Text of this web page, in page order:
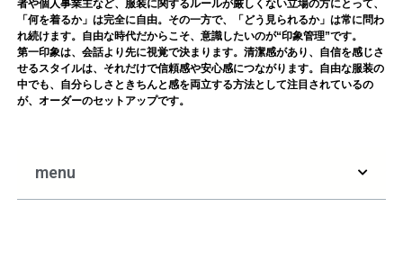
者や個人事業主など、服装に関するルールが厳しくない立場の方にとって、
「何を着るか」は完全に自由。その一方で、「どう見られるか」は常に問わ
れ続けます。自由な時代だからこそ、意識したいのが“印象管理”です。
第一印象は、会話より先に視覚で決まります。清潔感があり、自信を感じさ
せるスタイルは、それだけで信頼感や安心感につながります。自由な服装の
中でも、自分らしさときちんと感を両立する方法として注目されているの
が、オーダーのセットアップです。
menu